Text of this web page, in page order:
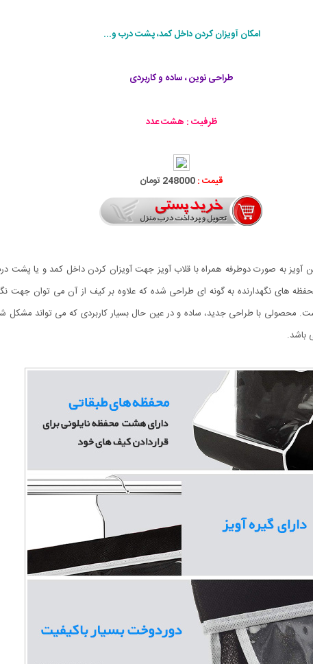
امکان آویزان کردن داخل کمد، پشت درب و...
طراحی نوین ، ساده و کاربردی
ظرفیت : هشت عدد
قیمت :248000 تومان
به صورت دوطرفه همراه با قلاب آویز جهت آویزان کردن داخل کمد و یا پشت
های نگهدارنده به گونه ای طراحی شده که علاوه بر کیف از آن می توان جهت
با طراحی جدید، ساده و در عین حال بسیار کاربردی که می تواند مشکل